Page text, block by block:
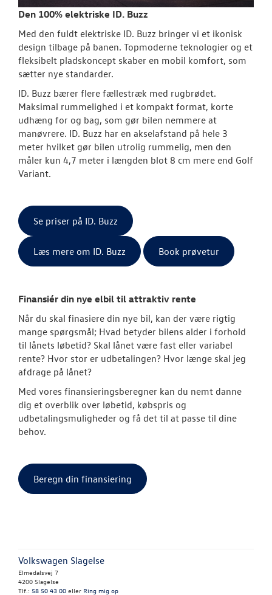
Den 100% elektriske ID. Buzz
Med den fuldt elektriske ID. Buzz bringer vi et ikonisk
design tilbage på banen. Topmoderne teknologier og et
fleksibelt pladskoncept skaber en mobil komfort, som
sætter nye standarder.
ID. Buzz bærer flere fællestræk med rugbrødet.
Maksimal rummelighed i et kompakt format, korte
udhæng for og bag, som gør bilen nemmere at
manøvrere. ID. Buzz har en akselafstand på hele 3
meter hvilket gør bilen utrolig rummelig, men den
måler kun 4,7 meter i længden blot 8 cm mere end Golf
Variant.
Se priser på ID. Buzz
Læs mere om ID. Buzz Book prøvetur
Finansiér din nye elbil til attraktiv rente
Når du skal finasiere din nye bil, kan der være rigtig
mange spørgsmål; Hvad betyder bilens alder i forhold
til lånets løbetid? Skal lånet være fast eller variabel
rente? Hvor stor er udbetalingen? Hvor længe skal jeg
afdrage på lånet?
Med vores finansieringsberegner kan du nemt danne
dig et overblik over løbetid, købspris og
udbetalingsmuligheder og få det til at passe til dine
behov.
Beregn din finansiering
Volkswagen Slagelse
Elmedalsvej 7
4200 Slagelse
Tlf.: 58 50 43 00 eller Ring mig op